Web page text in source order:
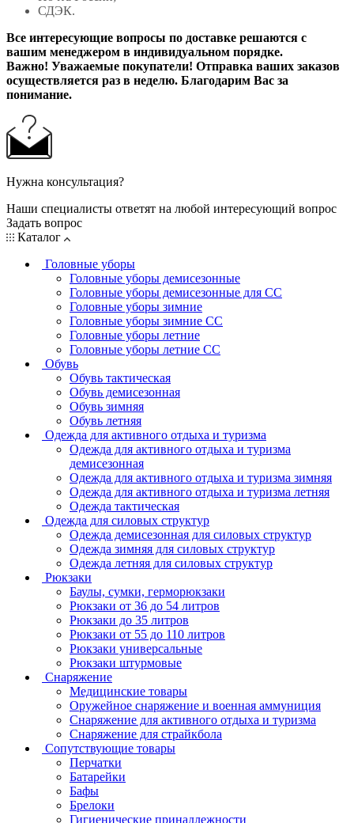
СДЭК.
Все интересующие вопросы по доставке решаются с
вашим менеджером в индивидуальном порядке.
Важно! Уважаемые покупатели! Отправка ваших заказов
осуществляется раз в неделю. Благодарим Вас за
понимание.
Нужна консультация?
Наши специалисты ответят на любой интересующий вопрос
Задать вопрос
Каталог
Головные уборы
Головные уборы демисезонные
Головные уборы демисезонные для СС
Головные уборы зимние
Головные уборы зимние СС
Головные уборы летние
Головные уборы летние СС
Обувь
Обувь тактическая
Обувь демисезонная
Обувь зимняя
Обувь летняя
Одежда для активного отдыха и туризма
Одежда для активного отдыха и туризма
демисезонная
Одежда для активного отдыха и туризма зимняя
Одежда для активного отдыха и туризма летняя
Одежда тактическая
Одежда для силовых структур
Одежда демисезонная для силовых структур
Одежда зимняя для силовых структур
Одежда летняя для силовых структур
Рюкзаки
Баулы, сумки, герморюкзаки
Рюкзаки от 36 до 54 литров
Рюкзаки до 35 литров
Рюкзаки от 55 до 110 литров
Рюкзаки универсальные
Рюкзаки штурмовые
Снаряжение
Медицинские товары
Оружейное снаряжение и военная аммуниция
Снаряжение для активного отдыха и туризма
Снаряжение для страйкбола
Сопутствующие товары
Перчатки
Батарейки
Бафы
Брелоки
Гигиенические принадлежности